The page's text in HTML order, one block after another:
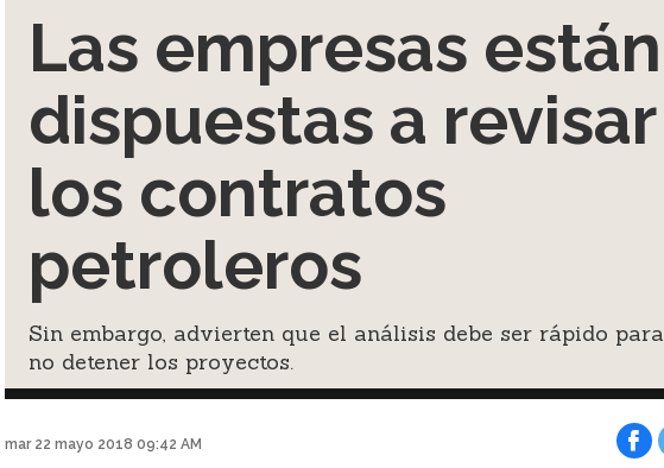
Las empresas están
dispuestas a revisar
los contratos
petroleros
Sin embargo, advierten que el análisis debe ser rápido para
no detener los proyectos.
mar 22 mayo 2018 09:42 AM